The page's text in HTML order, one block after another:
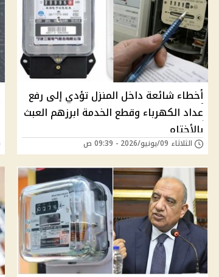
أخطاء شائعة داخل المنزل تؤدي إلى رفع
عداد الكهرباء وقطع الخدمة ابرزهم العبث
بالأختام
الثلاثاء 09/يونيو/2026 - 09:39 ص